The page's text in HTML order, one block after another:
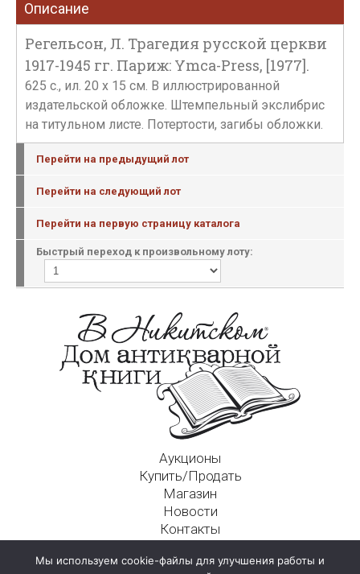
Описание
Регельсон, Л. Трагедия русской церкви
1917-1945 гг. Париж: Ymca-Press, [1977].
625 с., ил. 20 х 15 см. В иллюстрированной
издательской обложке. Штемпельный экслибрис
на титульном листе. Потертости, загибы обложки.
Перейти на предыдущий лот
Перейти на следующий лот
Перейти на первую страницу каталога
Быстрый переход к произвольному лоту:
Аукционы
Купить/Продать
Магазин
Новости
Контакты
125009, г. Москва, Никитский пер., д. 4а, стр. 1
Мы используем cookie-файлы для улучшения работы и